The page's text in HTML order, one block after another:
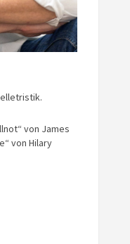
von James
von Hilary